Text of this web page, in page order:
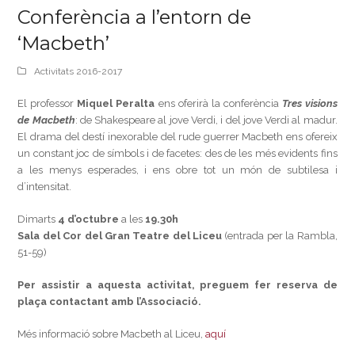
Conferència a l’entorn de
‘Macbeth’
Activitats 2016-2017
El professor Miquel Peralta ens oferirà la conferència Tres visions
de Macbeth: de Shakespeare al jove Verdi, i del jove Verdi al madur.
El drama del destí inexorable del rude guerrer Macbeth ens ofereix
un constant joc de símbols i de facetes: des de les més evidents fins
a les menys esperades, i ens obre tot un món de subtilesa i
d’intensitat.
Dimarts 4 d’octubre a les 19.30h
Sala del Cor del Gran Teatre del Liceu (entrada per la Rambla,
51-59)
Per assistir a aquesta activitat, preguem fer reserva de
plaça contactant amb l’Associació.
Més informació sobre Macbeth al Liceu,aquí